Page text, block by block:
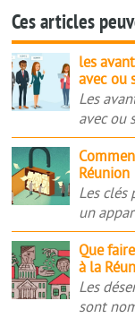
Ces articles
les
avantanges
et
inconvénients
de
vendre
avec
sans
agence
à
la
les
avec ou
Les
avec ou
Comment
vendre
rapidement
maison
à
la
Réunion
Réunion
Les clés
un
Que
faire
quand
Que
à la
Les
sont